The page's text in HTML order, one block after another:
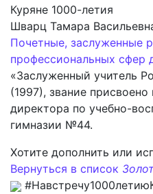
Куряне 1000-летия
Шварц Тамара
Почетные, заслуженные
профессиональных сфер
«Заслуженный учитель
(1997), звание
директора по учебно-
гимназии №44.
Хотите дополнить или
Вернуться в список